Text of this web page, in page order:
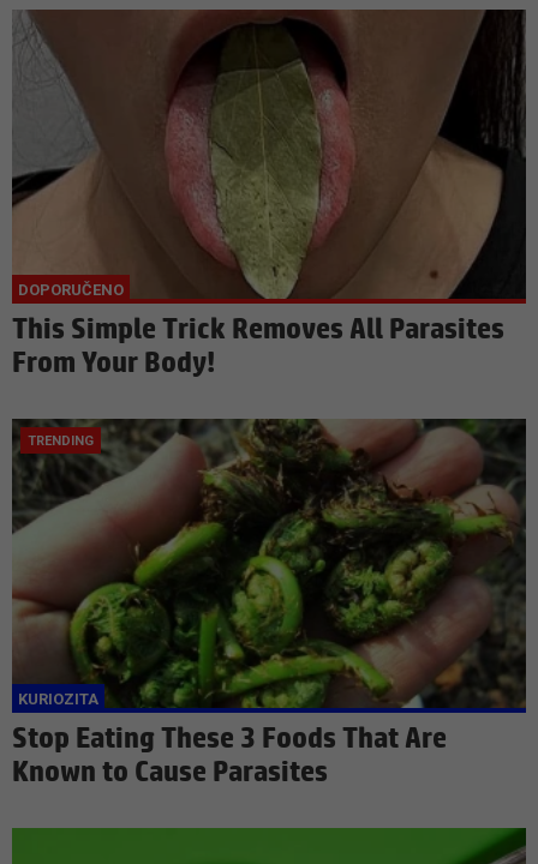
This Simple Trick Removes All Parasites
From Your Body!
Stop Eating These 3 Foods That Are
Known to Cause Parasites